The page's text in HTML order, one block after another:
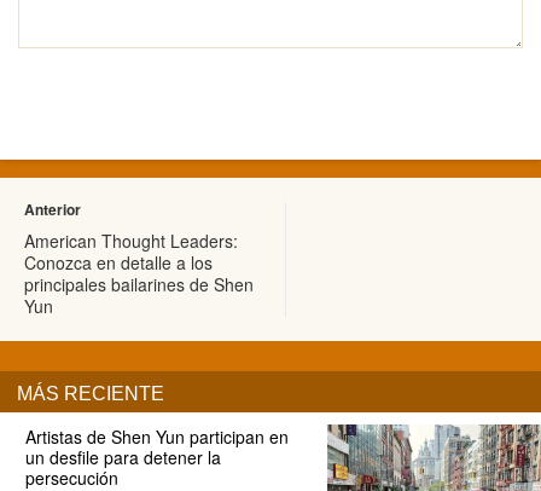
Anterior
American Thought Leaders:
Conozca en detalle a los
principales bailarines de Shen
Yun
MÁS RECIENTE
Artistas de Shen Yun participan en
un desfile para detener la
persecución